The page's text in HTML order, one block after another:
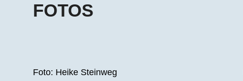
FOTOS
Foto: Heike Steinweg